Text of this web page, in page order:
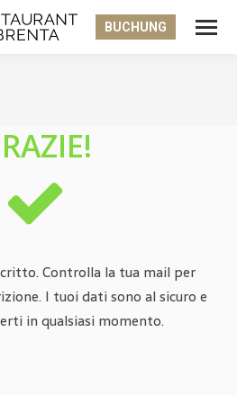
BUCHUNG
Controlla la tua mail per
I tuoi dati sono al sicuro e
in qualsiasi momento.